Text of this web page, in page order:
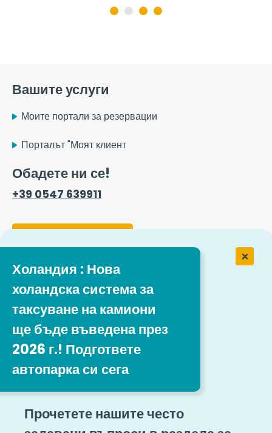
Холандия : Нова
холандска система за
таксуване на камиони
ще бъде въведена през
2026 г.! Подгответе
автопарка си сега
Прочетете нашите често
Вашите услуги
Моите портали за резервации
Порталът "Моят клиент
Обадете ни се!
+39 0547 639911
Работа в Easytrip Transport
Services
Нашите предложения за работа
Общи правила и условия
Следвайте ни